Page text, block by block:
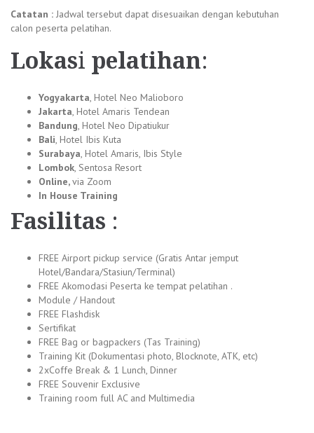
Catatan : Jadwal tersebut dapat disesuaikan dengan kebutuhan
calon peserta pelatihan.
Lokasi pelatihan:
Yogyakarta, Hotel Neo Malioboro
Jakarta, Hotel Amaris Tendean
Bandung, Hotel Neo Dipatiukur
Bali, Hotel Ibis Kuta
Surabaya, Hotel Amaris, Ibis Style
Lombok, Sentosa Resort
Online,via Zoom
In House Training
Fasilitas :
FREE Airport pickup service (Gratis Antar jemput
Hotel/Bandara/Stasiun/Terminal)
FREE Akomodasi Peserta ke tempat pelatihan .
Module / Handout
FREE Flashdisk
Sertifikat
FREE Bag or bagpackers (Tas Training)
Training Kit (Dokumentasi photo, Blocknote, ATK, etc)
2xCoffe Break & 1 Lunch, Dinner
FREE Souvenir Exclusive
Training room full AC and Multimedia